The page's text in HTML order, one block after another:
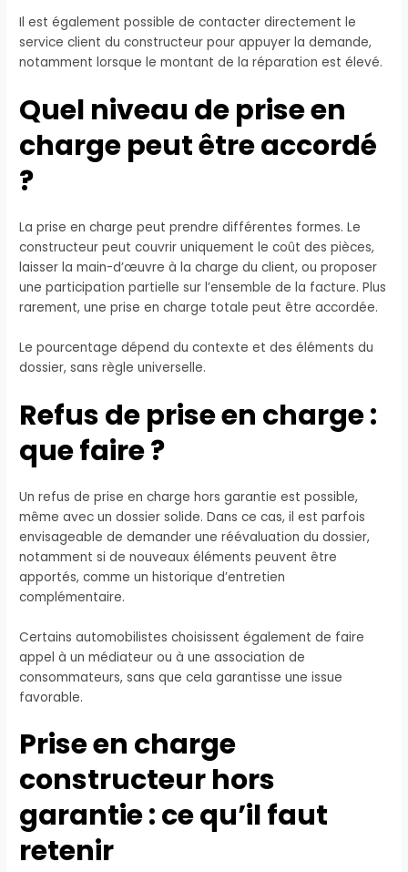
Il est également possible de contacter directement le
service client du constructeur pour appuyer la demande,
notamment lorsque le montant de la réparation est élevé.
Quel niveau de prise en
charge peut être accordé
?
La prise en charge peut prendre différentes formes. Le
constructeur peut couvrir uniquement le coût des pièces,
laisser la main-d’œuvre à la charge du client, ou proposer
une participation partielle sur l’ensemble de la facture. Plus
rarement, une prise en charge totale peut être accordée.
Le pourcentage dépend du contexte et des éléments du
dossier, sans règle universelle.
Refus de prise en charge :
que faire ?
Un refus de prise en charge hors garantie est possible,
même avec un dossier solide. Dans ce cas, il est parfois
envisageable de demander une réévaluation du dossier,
notamment si de nouveaux éléments peuvent être
apportés, comme un historique d’entretien
complémentaire.
Certains automobilistes choisissent également de faire
appel à un médiateur ou à une association de
consommateurs, sans que cela garantisse une issue
favorable.
Prise en charge
constructeur hors
garantie : ce qu’il faut
retenir